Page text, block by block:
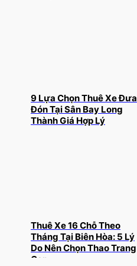
9 Lựa Chọn Thuê Xe Đưa
Đón Tại Sân Bay Long
Thành Giá Hợp Lý
Thuê Xe 16 Chỗ Theo
Tháng Tại Biên Hòa: 5 Lý
Do Nên Chọn Thao Trang
Car